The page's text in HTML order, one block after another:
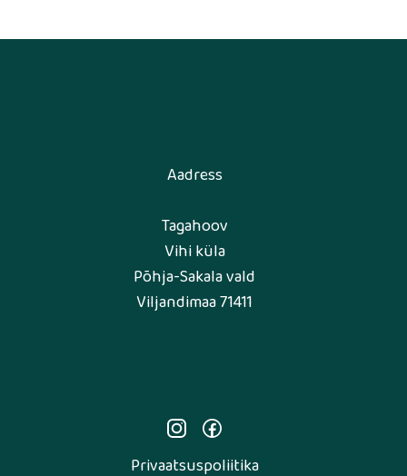
Aadress
Tagahoov
Vihi küla
Põhja-Sakala vald
Viljandimaa 71411
Privaatsuspoliitika